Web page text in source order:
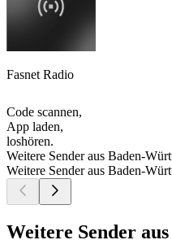
Fasnet Radio
Code scannen,
App laden,
loshören.
Weitere Sender aus Baden-
Weitere Sender aus Baden-
Weitere Sender